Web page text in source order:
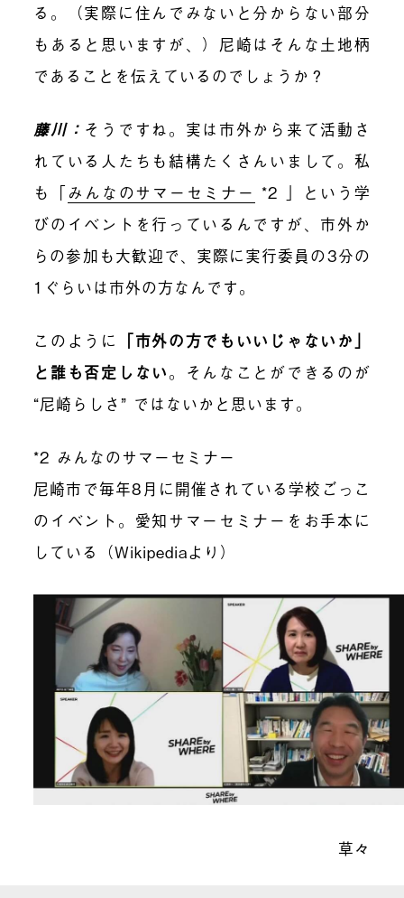
る。（実際に住んでみないと分からない部分
もあると思いますが、）尼崎はそんな土地柄
であることを伝えているのでしょうか？
藤川： そうですね。実は市外から来て活動さ
れている人たちも結構たくさんいまして。私
も「 みんなのサマーセミナー *2 」という学
びのイベントを行っているんですが、市外か
らの参加も大歓迎で、実際に実行委員の3分の
1ぐらいは市外の方なんです。
このように 「市外の方でもいいじゃないか」
と誰も否定しない。そんなことができるのが
“尼崎らしさ” ではないかと思います。
*2 みんなのサマーセミナー
尼崎市で毎年8月に開催されている学校ごっこ
のイベント。愛知サマーセミナーをお手本に
している（Wikipediaより）
草々